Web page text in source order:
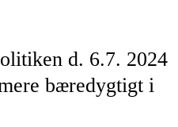
d. 6.7. 2024
bæredygtigt i